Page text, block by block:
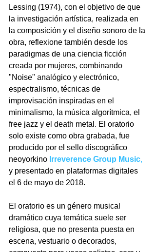
Lessing (1974), con el objetivo de que
la investigación artística, realizada en
la composición y el diseño sonoro de la
obra, reflexione también desde los
paradigmas de una ciencia ficción
creada por mujeres, combinando
"Noise" analógico y electrónico,
espectralismo, técnicas de
improvisación inspiradas en el
minimalismo, la música algorítmica, el
free jazz y el death metal. El oratorio
solo existe como obra grabada, fue
producido por el sello discográfico
neoyorkino Irreverence Group Music,
y presentado en plataformas digitales
el 6 de mayo de 2018.
El oratorio es un género musical
dramático cuya temática suele ser
religiosa, que no presenta puesta en
escena, vestuario o decorados,